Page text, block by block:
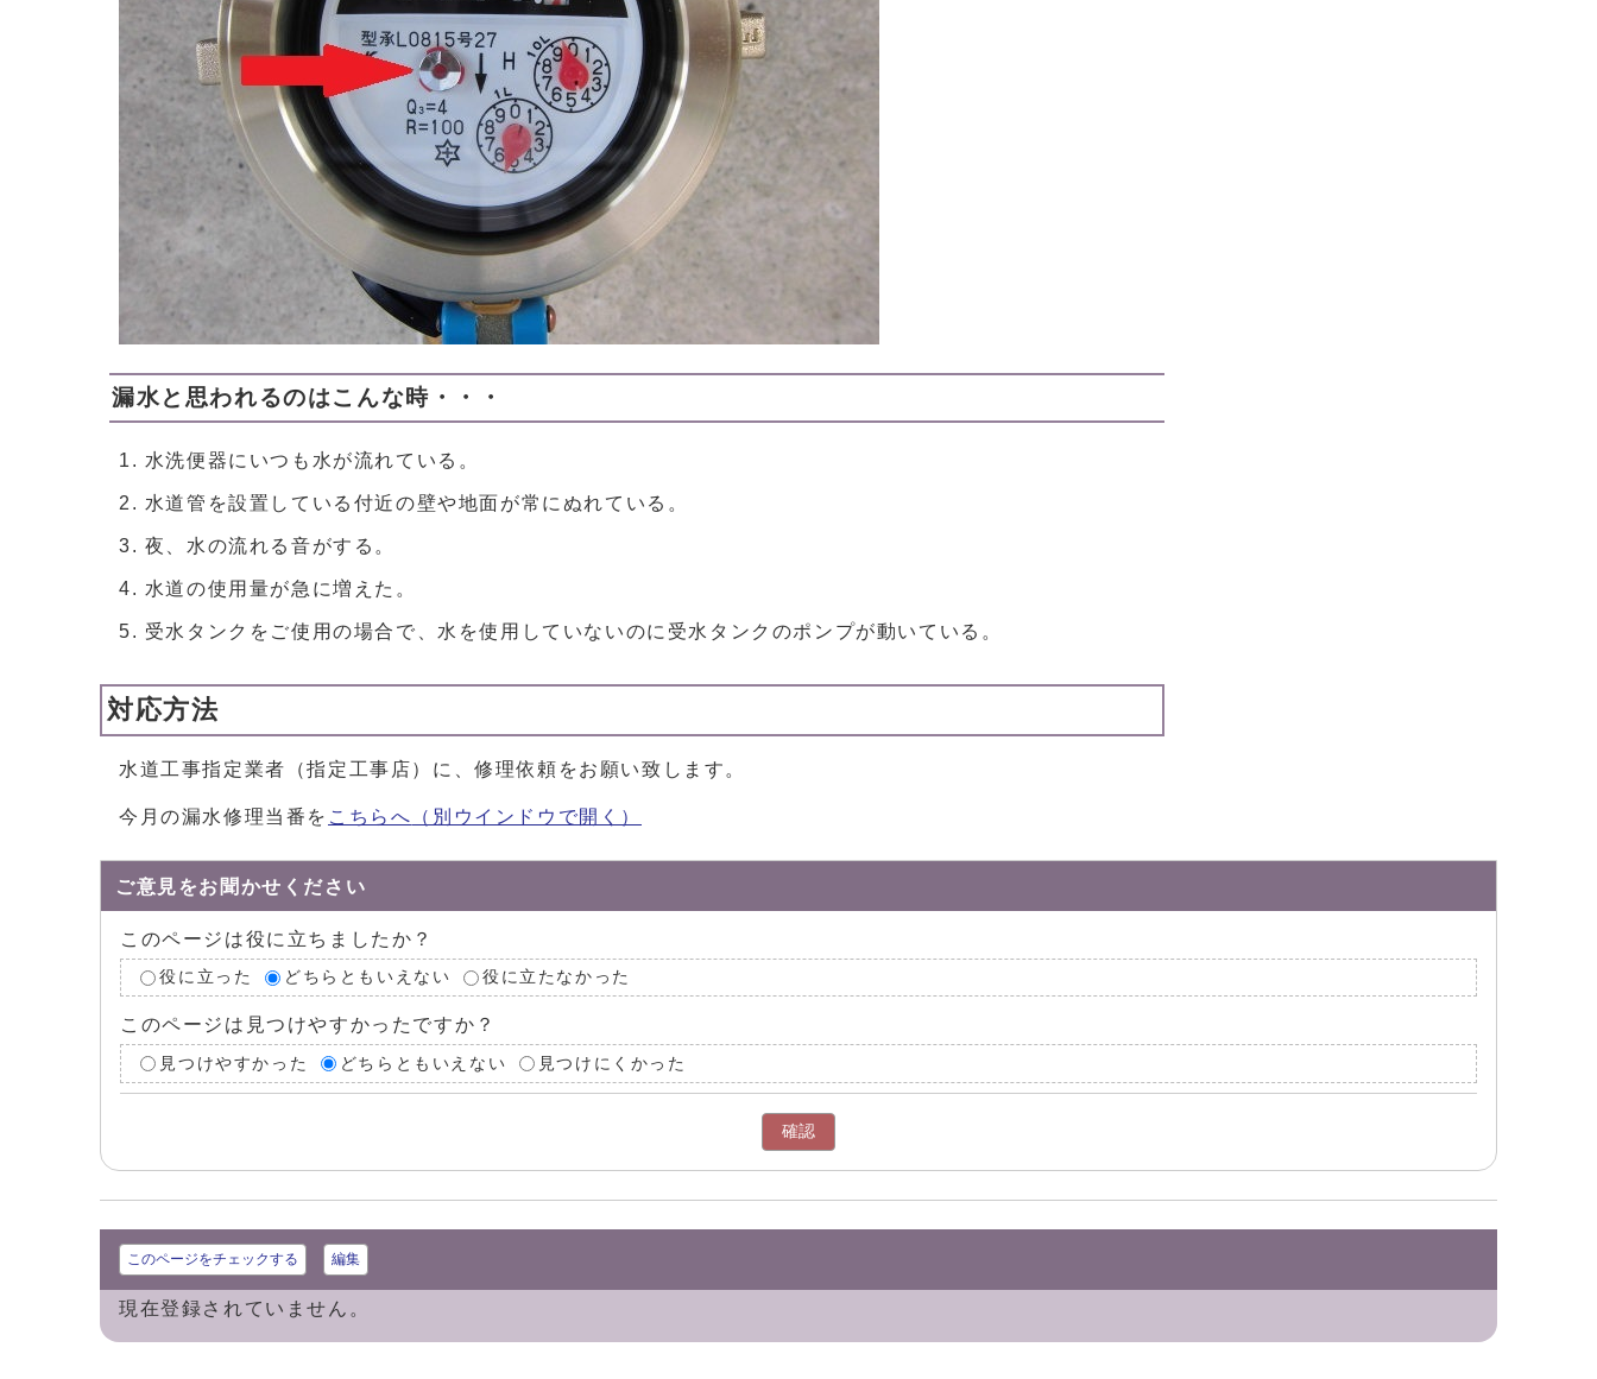
漏水と思われるのはこんな時・・・
水洗便器にいつも水が流れている。
水道管を設置している付近の壁や地面が常にぬれている。
夜、水の流れる音がする。
水道の使用量が急に増えた。
受水タンクをご使用の場合で、水を使用していないのに受水タンクのポンプが動いている。
対応方法
水道工事指定業者（指定工事店）に、修理依頼をお願い致します。
今月の漏水修理当番を こちらへ （別ウインドウで開く）
ご意見をお聞かせください
このページは役に立ちましたか？
役に立った どちらともいえない 役に立たなかった
このページは見つけやすかったですか？
見つけやすかった どちらともいえない 見つけにくかった
確認
このページをチェックする 編集
現在登録されていません。